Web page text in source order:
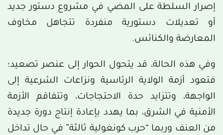
إصرار السلطة على المضي في مشروع دستور جديد
أو تعديلات دستورية منفردة تتجاهل مخاوف
المعارضة والكنائس.
وفي هذه الحالة، قد يتحول الحوار إلى عنصر تصعيد؛
فتعود أزمة الولاية الرئاسية ونزاعات الشرعية إلى
الواجهة، وتتزايد حدة الاحتجاجات، وتتفاقم الأزمة
الأمنية في الشرق، بما يهدد بإعادة إنتاج دورة جديدة
من العنف وربما “حرب كونغولية ثالثة” في حال تداخل